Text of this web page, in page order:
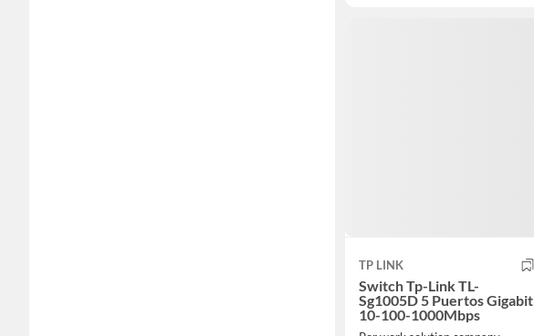
TP LINK
Switch Tp-Link TL-
Sg1005D 5 Puertos Gigabit
10-100-1000Mbps